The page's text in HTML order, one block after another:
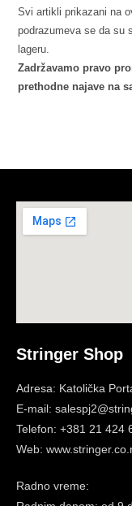
Svi artikli prikazani na
podrazumeva se da su
lageru.
Zadržavamo pravo
prethodne najave na
Stringer Shop
Adresa: Katolička
E-mail:
Telefon: +381 21 424
Web:
Radno vreme: